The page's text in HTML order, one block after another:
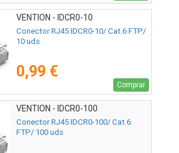
VENTION - IDCR0-10
Conector RJ45 IDCR0-10/ Cat.6 FTP/
10 uds
0,99 €
Comprar
VENTION - IDCR0-100
Conector RJ45 IDCR0-100/ Cat.6
FTP/ 100 uds